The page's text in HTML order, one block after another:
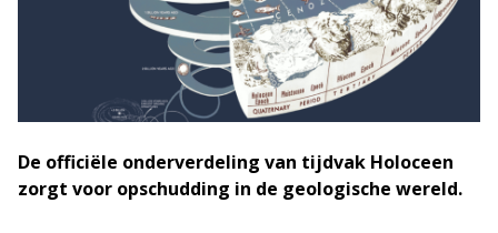
De officiële onderverdeling van tijdvak Holoceen
zorgt voor opschudding in de geologische wereld.